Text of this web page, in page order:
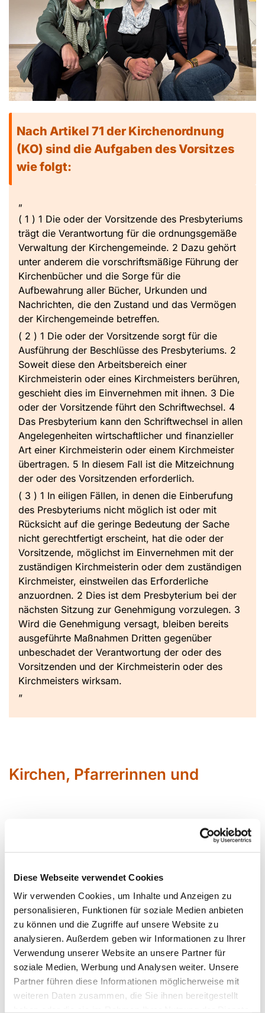
Diese Webseite verwendet Cookies
Wir verwenden Cookies, um Inhalte und Anzeigen zu
personalisieren, Funktionen für soziale Medien anbieten
zu können und die Zugriffe auf unsere Website zu
analysieren. Außerdem geben wir Informationen zu Ihrer
Verwendung unserer Website an unsere Partner für
soziale Medien, Werbung und Analysen weiter. Unsere
Partner führen diese Informationen möglicherweise mit
weiteren Daten zusammen, die Sie ihnen bereitgestellt
Nach Artikel 71 der Kirchenordnung
(KO) sind die Aufgaben des Vorsitzes
wie folgt:
„
( 1 ) 1 Die oder der Vorsitzende des Presbyteriums
trägt die Verantwortung für die ordnungsgemäße
Verwaltung der Kirchengemeinde. 2 Dazu gehört
unter anderem die vorschriftsmäßige Führung der
Kirchenbücher und die Sorge für die
Aufbewahrung aller Bücher, Urkunden und
Nachrichten, die den Zustand und das Vermögen
der Kirchengemeinde betreffen.
( 2 ) 1 Die oder der Vorsitzende sorgt für die
Ausführung der Beschlüsse des Presbyteriums. 2
Soweit diese den Arbeitsbereich einer
Kirchmeisterin oder eines Kirchmeisters berühren,
geschieht dies im Einvernehmen mit ihnen. 3 Die
oder der Vorsitzende führt den Schriftwechsel. 4
Das Presbyterium kann den Schriftwechsel in allen
Angelegenheiten wirtschaftlicher und finanzieller
Art einer Kirchmeisterin oder einem Kirchmeister
übertragen. 5 In diesem Fall ist die Mitzeichnung
der oder des Vorsitzenden erforderlich.
( 3 ) 1 In eiligen Fällen, in denen die Einberufung
des Presbyteriums nicht möglich ist oder mit
Rücksicht auf die geringe Bedeutung der Sache
nicht gerechtfertigt erscheint, hat die oder der
Vorsitzende, möglichst im Einvernehmen mit der
zuständigen Kirchmeisterin oder dem zuständigen
Kirchmeister, einstweilen das Erforderliche
anzuordnen. 2 Dies ist dem Presbyterium bei der
nächsten Sitzung zur Genehmigung vorzulegen. 3
Wird die Genehmigung versagt, bleiben bereits
ausgeführte Maßnahmen Dritten gegenüber
unbeschadet der Verantwortung der oder des
Vorsitzenden und der Kirchmeisterin oder des
Kirchmeisters wirksam.
”
Kirchen, Pfarrerinnen und
Pfarrer
Sabine Bärenfänger
Siegfried Erbslöh
Daniela Kirschkowski
Jörg Krunke
Corinna Schilde Pfarrerin im